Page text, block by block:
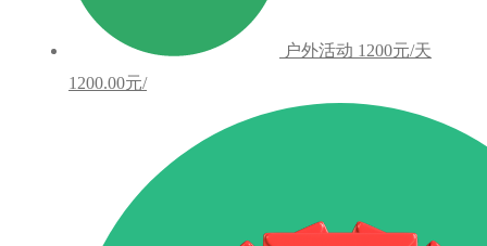
户外活动 1200元/天
1200.00元/